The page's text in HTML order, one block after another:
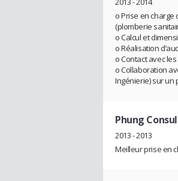
o Prise en
(plomberie
o Calcul et
o Réalisation
o Contact avec
o Collaboration
Ingénierie) sur un
Phung
2013 - 2013
Meilleur prise en